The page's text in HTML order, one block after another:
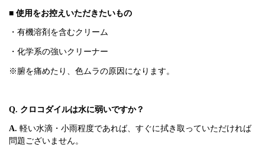
■ 使用をお控えいただきたいもの
・有機溶剤を含むクリーム
・化学系の強いクリーナー
※腑を痛めたり、色ムラの原因になります。
Q. クロコダイルは水に弱いですか？
A. 軽い水滴・小雨程度であれば、すぐに拭き取っていただければ
問題ございません。